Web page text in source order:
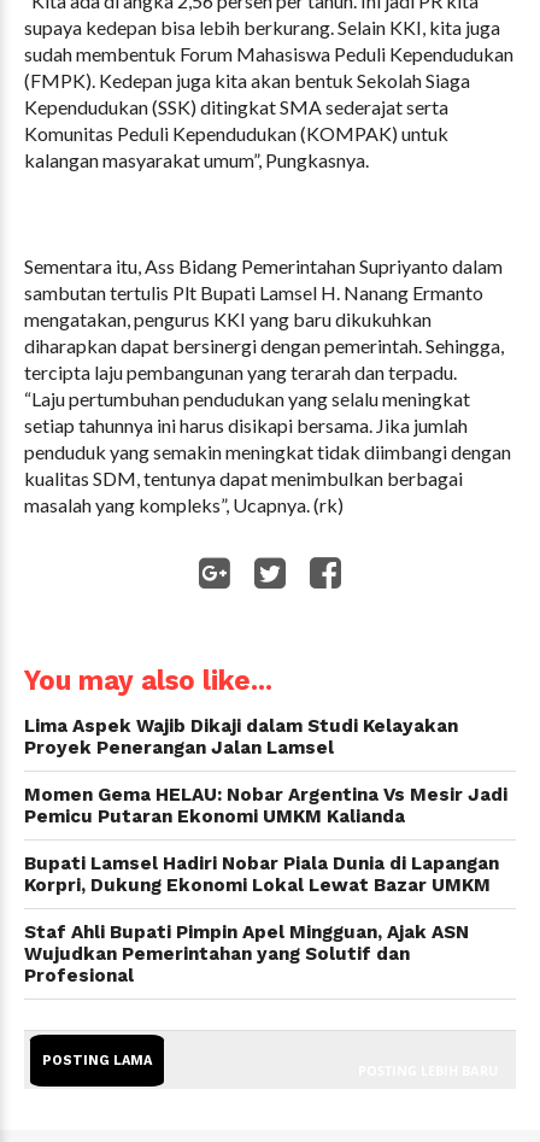
supaya kedepan bisa lebih berkurang. Selain KKI, kita juga
sudah membentuk Forum Mahasiswa Peduli Kependudukan
(FMPK). Kedepan juga kita akan bentuk Sekolah Siaga
Kependudukan (SSK) ditingkat SMA sederajat serta
Komunitas Peduli Kependudukan (KOMPAK) untuk
kalangan masyarakat umum”, Pungkasnya.
Sementara itu, Ass Bidang Pemerintahan Supriyanto dalam
sambutan tertulis Plt Bupati Lamsel H. Nanang Ermanto
mengatakan, pengurus KKI yang baru dikukuhkan
diharapkan dapat bersinergi dengan pemerintah. Sehingga,
tercipta laju pembangunan yang terarah dan terpadu.
“Laju pertumbuhan pendudukan yang selalu meningkat
setiap tahunnya ini harus disikapi bersama. Jika jumlah
penduduk yang semakin meningkat tidak diimbangi dengan
kualitas SDM, tentunya dapat menimbulkan berbagai
masalah yang kompleks”, Ucapnya. (rk)
You may also like...
Lima Aspek Wajib Dikaji dalam Studi Kelayakan
Proyek Penerangan Jalan Lamsel
Momen Gema HELAU: Nobar Argentina Vs Mesir Jadi
Pemicu Putaran Ekonomi UMKM Kalianda
Bupati Lamsel Hadiri Nobar Piala Dunia di Lapangan
Korpri, Dukung Ekonomi Lokal Lewat Bazar UMKM
Staf Ahli Bupati Pimpin Apel Mingguan, Ajak ASN
Wujudkan Pemerintahan yang Solutif dan
Profesional
POSTING LAMA